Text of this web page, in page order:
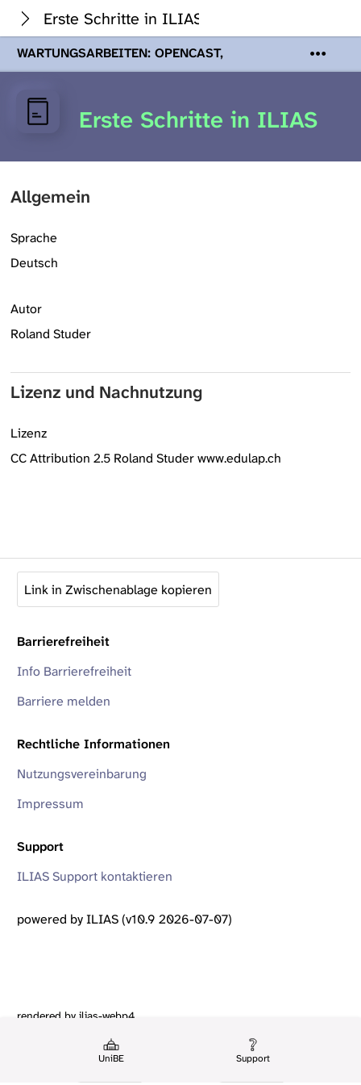
Erste Schritte in ILIAS
WARTUNGSARBEITEN: OPENCAST,
PODCASTS & TOBIRA
Mi 19. August
Wartungsarbeiten an den Opencast-
Servern werden Ihnen Podcasts,
UniBE Support
Erste Schritte in ILIAS
Allgemein
Sprache
Deutsch
Autor
Roland Studer
Lizenz und Nachnutzung
Lizenz
CC Attribution 2.5 Roland Studer www.edulap.ch
Link in Zwischenablage kopieren
Barrierefreiheit
Info Barrierefreiheit
Barriere melden
Rechtliche Informationen
Nutzungsvereinbarung
Impressum
Support
ILIAS Support kontaktieren
powered by ILIAS (v10.9 2026-07-07)
rendered by ilias-webp4